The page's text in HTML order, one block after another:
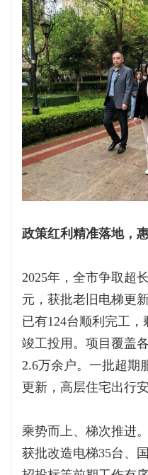
政策红利精准落地，
2025年，全市争取超
元，获批老旧电梯更
已有124台顺利完工
竣工投用。项目覆盖
2.6万余户。一批超期
更新，高层住宅出行
乘势而上、梯次推进
获批改造电梯35台、